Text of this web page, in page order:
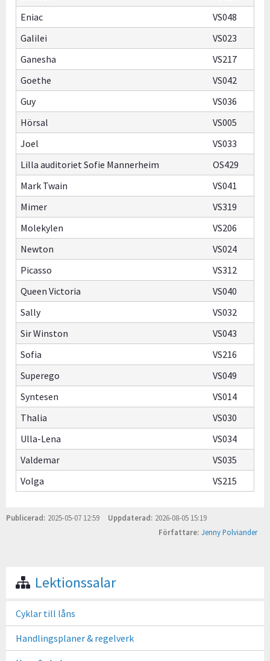
Eniac
VS048
Galilei
VS023
Ganesha
VS217
Goethe
VS042
Guy
VS036
Hörsal
VS005
Joel
VS033
Lilla auditoriet Sofie Mannerheim
OS429
Mark Twain
VS041
Mimer
VS319
Molekylen
VS206
Newton
VS024
Picasso
VS312
Queen Victoria
VS040
Sally
VS032
Sir Winston
VS043
Sofia
VS216
Superego
VS049
Syntesen
VS014
Thalia
VS030
Ulla-Lena
VS034
Valdemar
VS035
Volga
VS215
Publicerad 2025-05-07 12:59 Uppdaterad 2026-08-05 15:19
Författare Jenny Polviander
Lektionssalar
Cyklar till låns
Handlingsplaner & regelverk